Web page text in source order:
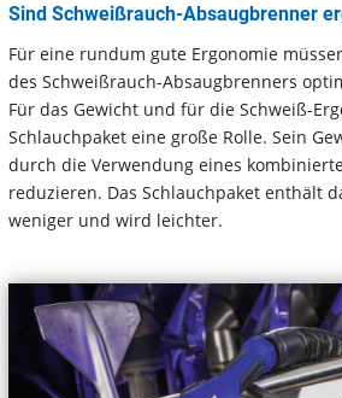
Sind Schweißrauch-Absaugbrenner
Für eine rundum gute Ergonomie
des Schweißrauch-Absaugbrenners
Für das Gewicht und für die Schweiß-
Schlauchpaket eine große Rolle. Sein
durch die Verwendung eines
reduzieren. Das Schlauchpaket enthält
weniger und wird leichter.